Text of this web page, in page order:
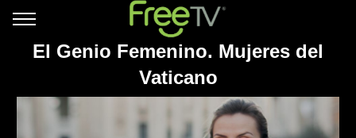
El Genio Femenino. Mujeres del
Vaticano